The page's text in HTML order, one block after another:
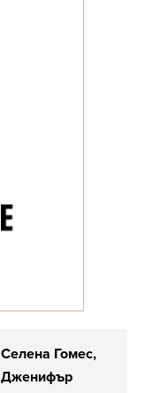
Селена Гомес,
Дженифър